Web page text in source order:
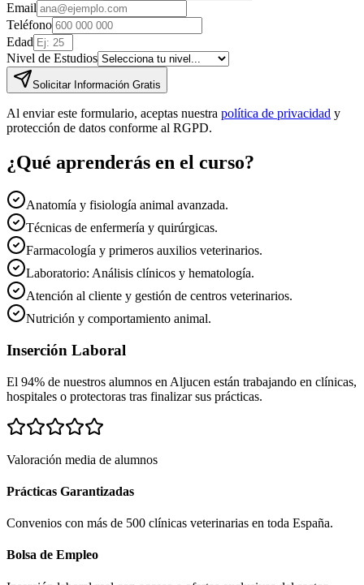
Email
Teléfono
Edad
Nivel de Estudios
Solicitar Información Gratis
Al enviar este formulario, aceptas nuestra política de privacidad y
protección de datos conforme al RGPD.
¿Qué aprenderás en el curso?
Anatomía y fisiología animal avanzada.
Técnicas de enfermería y quirúrgicas.
Farmacología y primeros auxilios veterinarios.
Laboratorio: Análisis clínicos y hematología.
Atención al cliente y gestión de centros veterinarios.
Nutrición y comportamiento animal.
Inserción Laboral
El 94% de nuestros alumnos en Aljucen están trabajando en clínicas,
hospitales o protectoras tras finalizar sus prácticas.
Valoración media de alumnos
Prácticas Garantizadas
Convenios con más de 500 clínicas veterinarias en toda España.
Bolsa de Empleo